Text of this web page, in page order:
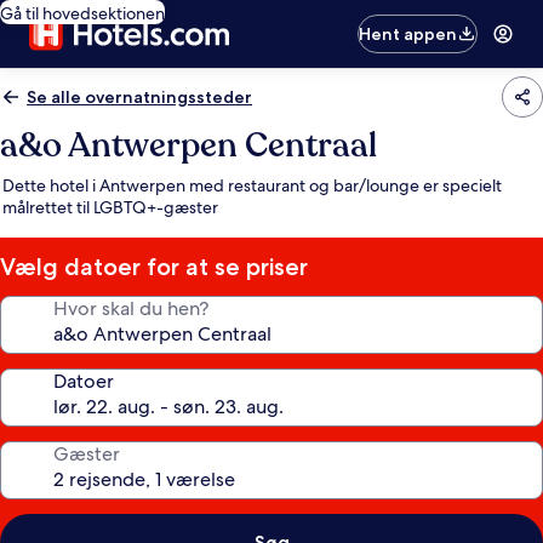
Gå til hovedsektionen
Hent appen
Se alle overnatningssteder
a&o Antwerpen Centraal
Dette hotel i Antwerpen med restaurant og bar/lounge er specielt
målrettet til LGBTQ+-gæster
Vælg datoer for at se priser
Hvor skal du hen?
Datoer
Gæster